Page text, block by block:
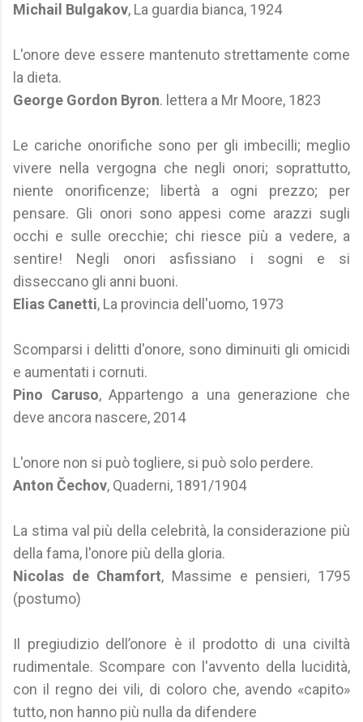
Michail Bulgakov, La guardia bianca, 1924
L'onore deve essere mantenuto strettamente come
la dieta.
George Gordon Byron. lettera a Mr Moore, 1823
Le cariche onorifiche sono per gli imbecilli; meglio
vivere nella vergogna che negli onori; soprattutto,
niente onorificenze; libertà a ogni prezzo; per
pensare. Gli onori sono appesi come arazzi sugli
occhi e sulle orecchie; chi riesce più a vedere, a
sentire! Negli onori asfissiano i sogni e si
disseccano gli anni buoni.
Elias Canetti, La provincia dell'uomo, 1973
Scomparsi i delitti d'onore, sono diminuiti gli omicidi
e aumentati i cornuti.
Pino Caruso, Appartengo a una generazione che
deve ancora nascere, 2014
L'onore non si può togliere, si può solo perdere.
Anton Čechov, Quaderni, 1891/1904
La stima val più della celebrità, la considerazione più
della fama, l'onore più della gloria.
Nicolas de Chamfort, Massime e pensieri, 1795
(postumo)
Il pregiudizio dell’onore è il prodotto di una civiltà
rudimentale. Scompare con l'avvento della lucidità,
con il regno dei vili, di coloro che, avendo «capito»
tutto, non hanno più nulla da difendere